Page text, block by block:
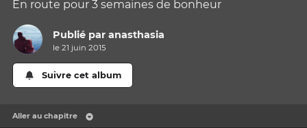
En route pour 3 semaines de bonheur
Publié paranasthasia
le 21 juin 2015
Suivre cet album
Aller au chapitre